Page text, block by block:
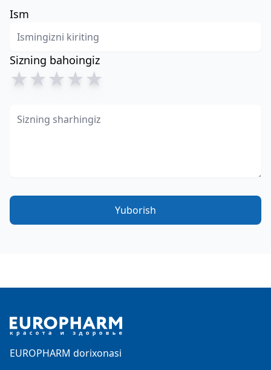
Ism
Sizning bahoingiz
★★★★★
Yuborish
EUROPHARM dorixonasi